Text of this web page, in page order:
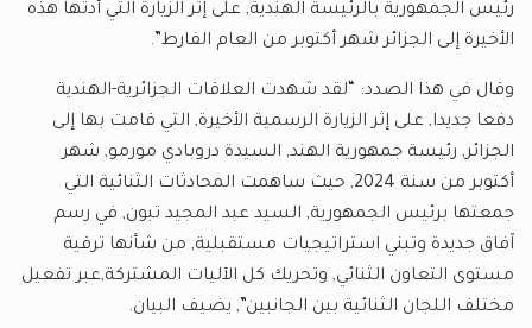
رئيس الجمهورية بالرئيسة الهندية, على إثر الزيارة التي أدتها هذه
الأخيرة إلى الجزائر شهر أكتوبر من العام الفارط”.
وقال في هذا الصدد: “لقد شهدت العلاقات الجزائرية-الهندية
دفعا جديدا, على إثر الزيارة الرسمية الأخيرة, التي قامت بها إلى
الجزائر, رئيسة جمهورية الهند, السيدة دروبادي مورمو, شهر
أكتوبر من سنة 2024, حيث ساهمت المحادثات الثنائية التي
جمعتها برئيس الجمهورية, السيد عبد المجيد تبون, في رسم
آفاق جديدة وتبني استراتيجيات مستقبلية, من شأنها ترقية
مستوى التعاون الثنائي, وتحريك كل الآليات المشتركة,عبر تفعيل
مختلف اللجان الثنائية بين الجانبين”, يضيف البيان.